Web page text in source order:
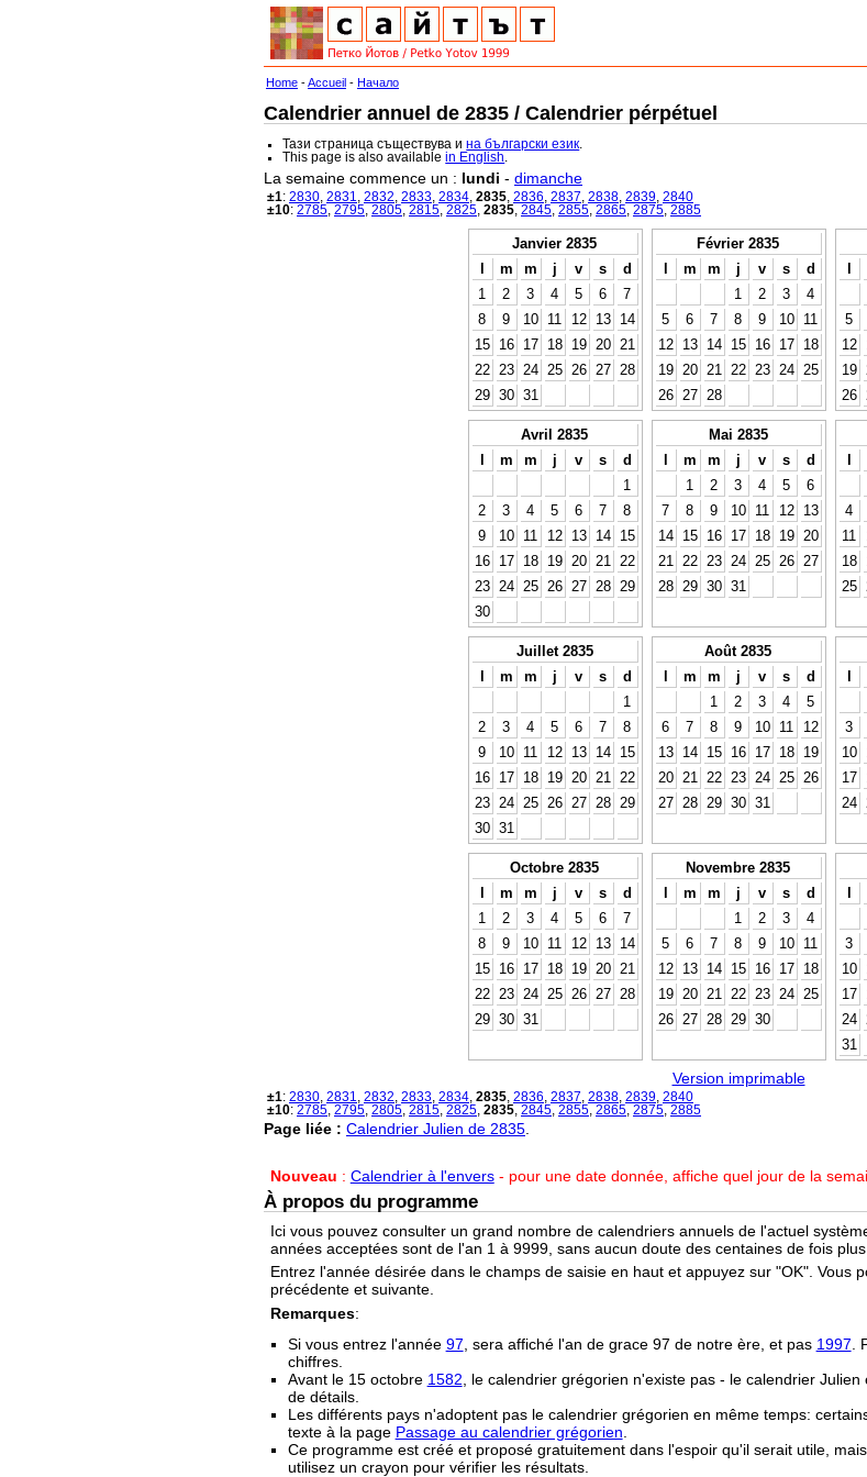
Home -Accueil - Начало
Calendrier annuel de 2835 / Calendrier pérpétuel
Тази страница съществува ина български език
This page is also availablein English
La semaine commence un : lundi - dimanche
±1: 2830 2831 2832 2833 2834 2835 2836 2837 2838 2839 2840
±10: 2785 2795 2805 2815 2825 2835 2845 2855 2865 2875 2885
Janvier 2835
l
m m j v s
d
1
2 3 4 5 6
7
8
9 10 11 12 13
14
15
16 17 18 19 20
21
22
23 24 25 26 27
28
29 30 31
Février 2835
l
m m j v s
d
1
2 3
4
5
6 7 8 9 10
11
12
13 14 15 16 17
18
19
20 21 22 23 24
25
26
27 28
l
5
12
19
26
Avril 2835
l
m m j v s
d
1
2
3 4 5 6 7
8
9
10 11 12 13 14
15
16
17 18 19 20 21
22
23
24 25 26 27 28
29
30
Mai 2835
l
m m j v s
d
1
2 3 4 5
6
7
8 9 10 11 12
13
14
15 16 17 18 19
20
21
22 23 24 25 26
27
28
29 30 31
l
4
11
18
25
Juillet 2835
l
m m j v s
d
1
2
3 4 5 6 7
8
9
10 11 12 13 14
15
16
17 18 19 20 21
22
23
24 25 26 27 28
29
30 31
Août 2835
l
m m j v s
d
1
2 3 4
5
6
7 8 9 10 11
12
13
14 15 16 17 18
19
20
21 22 23 24 25
26
27
28 29 30 31
l
3
10
17
24
Octobre 2835
l
m m j v s
d
1
2 3 4 5 6
7
8
9 10 11 12 13
14
15
16 17 18 19 20
21
22
23 24 25 26 27
28
29 30 31
Novembre 2835
l
m m j v s
d
1
2 3
4
5
6 7 8 9 10
11
12
13 14 15 16 17
18
19
20 21 22 23 24
25
26
27 28 29 30
l
3
10
17
24
31
Version imprimable
±1: 2830 2831 2832 2833 2834 2835 2836 2837 2838 2839 2840
±10: 2785 2795 2805 2815 2825 2835 2845 2855 2865 2875 2885
Page liée : Calendrier Julien de 2835
Nouveau : Calendrier à l'envers- pour une date donnée, affiche quel jour de la
À propos du programme
Ici vous pouvez consulter un grand nombre de calendriers annuels de l'actuel
années acceptées sont de l'an 1 à 9999, sans aucun doute des centaines de fois
Entrez l'année désirée dans le champs de saisie en haut et appuyez sur "OK". Vous
précédente et suivante.
Remarques:
Si vous entrez l'année 97 , sera affiché l'an de grace 97 de notre ère, et pas 1997 .
chiffres.
Avant le 15 octobre 1582 , le calendrier grégorien n'existe pas - le calendrier
de détails.
Les différents pays n'adoptent pas le calendrier grégorien en même temps:
texte à la page Passage au calendrier grégorien
Ce programme est créé et proposé gratuitement dans l'espoir qu'il serait utile,
utilisez un crayon pour vérifier les résultats.